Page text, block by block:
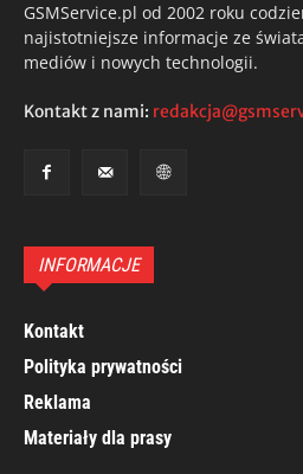
GSMService.pl od 2002 roku
najistotniejsze informacje ze
mediów i nowych technologii.
Kontakt z nami:
INFORMACJE
Kontakt
Polityka prywatności
Reklama
Materiały dla prasy